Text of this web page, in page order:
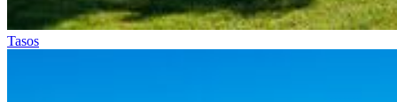
Tasos